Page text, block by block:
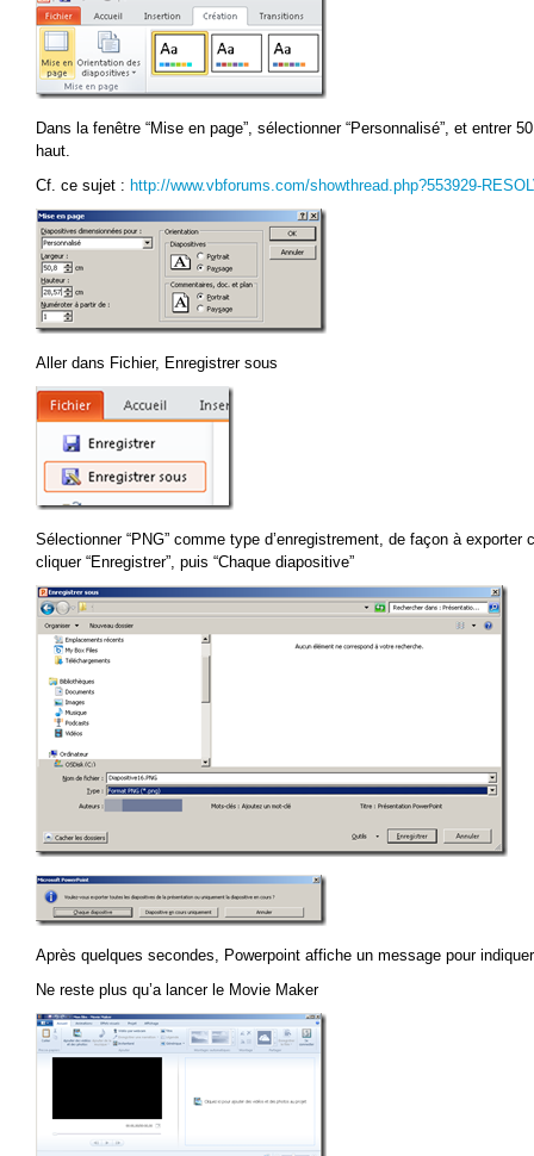
Dans la fenêtre “Mise en page”, sélectionner “Personnalisé”, et entrer
haut.
Cf. ce sujet : http://www.vbforums.com/showthread.php?553929-
Aller dans Fichier, Enregistrer sous
Sélectionner “PNG” comme type d’enregistrement, de façon à exporter
cliquer “Enregistrer”, puis “Chaque diapositive”
Après quelques secondes, Powerpoint affiche un message pour
Ne reste plus qu’a lancer le Movie Maker